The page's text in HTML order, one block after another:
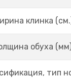
клинка
обуха
тип